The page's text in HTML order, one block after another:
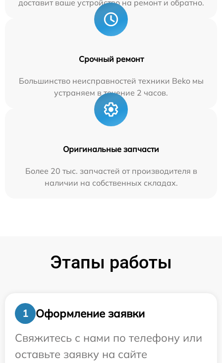
доставит ваше устройство на ремонт и обратно.
Срочный ремонт
Большинство неисправностей техники Beko мы
устраняем в течение 2 часов.
Оригинальные запчасти
Более 20 тыс. запчастей от производителя в
наличии на собственных складах.
Этапы работы
1
Оформление заявки
Свяжитесь с нами по телефону или
оставьте заявку на сайте